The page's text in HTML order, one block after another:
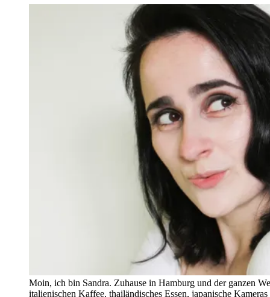
Moin, ich bin Sandra. Zuhause in Hamburg und der ganzen
italienischen Kaffee, thailändisches Essen, japanische